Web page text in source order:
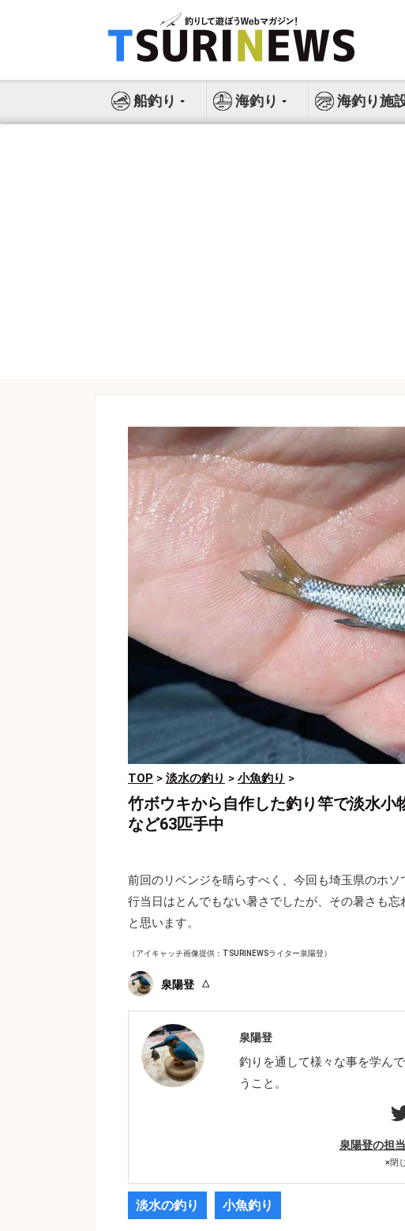
ス
船釣り 海釣り 海釣り施
TOP > 淡水の釣り > 小魚釣り >
竹ボウキから自作した釣り竿で淡水
など63匹手中
前回のリベンジを晴らすべく、今回も埼玉県のホ
行当日はとんでもない暑さでしたが、その暑さも
と思います。
（アイキャッチ画像提供：TSURINEWSライター泉陽登）
泉陽登
泉陽登
釣りを通して様々な事を学ん
うこと。
泉陽登の担
×閉
淡水の釣り 小魚釣り